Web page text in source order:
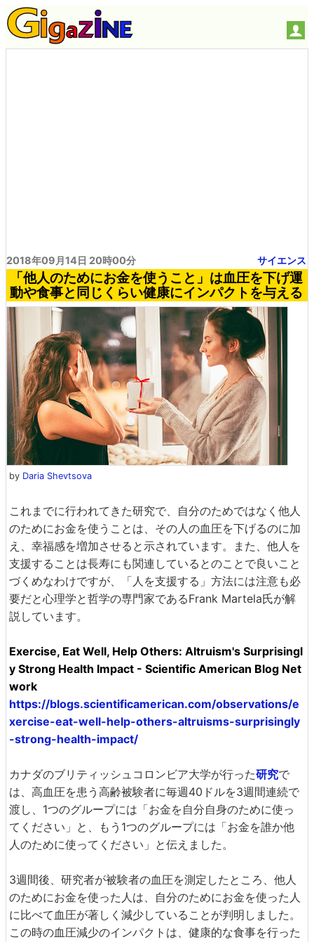
2018年09月14日 20時00分 サイエンス
「他人のためにお金を使うこと」は血圧を下げ運
動や食事と同じくらい健康にインパクトを与える
by Daria Shevtsova
これまでに行われてきた研究で、自分のためではなく他人
のためにお金を使うことは、その人の血圧を下げるのに加
え、幸福感を増加させると示されています。また、他人を
支援することは長寿にも関連しているとのことで良いこと
づくめなわけですが、「人を支援する」方法には注意も必
要だと心理学と哲学の専門家であるFrank Martela氏が解
説しています。
Exercise, Eat Well, Help Others: Altruism's Surprisingl
y Strong Health Impact - Scientific American Blog Net
work
https://blogs.scientificamerican.com/observations/e
xercise-eat-well-help-others-altruisms-surprisingly
-strong-health-impact/
カナダのブリティッシュコロンビア大学が行った研究で
は、高血圧を患う高齢被験者に毎週40ドルを3週間連続で
渡し、1つのグループには「お金を自分自身のために使っ
てください」と、もう1つのグループには「お金を誰か他
人のために使ってください」と伝えました。
3週間後、研究者が被験者の血圧を測定したところ、他人
のためにお金を使った人は、自分のためにお金を使った人
に比べて血圧が著しく減少していることが判明しました。
この時の血圧減少のインパクトは、健康的な食事を行った